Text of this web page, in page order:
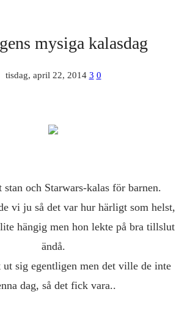
mysiga kalasdag
tisdag, april 22, 2014 3 0
stan och Starwars-kalas för barnen.
vi ju så det var hur härligt som helst,
hängig men hon lekte på bra tillslut
ändå.
sig egentligen men det ville de inte
dag, så det fick vara..